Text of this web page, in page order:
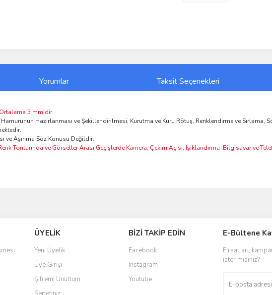
Yorumlar Taksit Seçenekleri
3 mm'dir.
Hazırlanması ve Şekillendirilmesi, Kurutma ve Kuru Rötuş, Renklendirme ve Sırlama,
ve Aşınma Söz Konusu Değildir.
Tonlarında ve Görseller Arası Geçişlerde Kamera, Çekim Açısı, Işıklandırma ,Bilgisayar ve
ÜYELİK
Yeni Üyelik
Üye Girişi
Şifremi Unuttum
BİZİ TAKİP EDİN
Facebook
Instagram
Youtube
E-Bültene
Fırsatları,
ister misiniz?